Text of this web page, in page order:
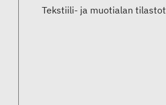
Tekstiili- ja muotialan tilastot